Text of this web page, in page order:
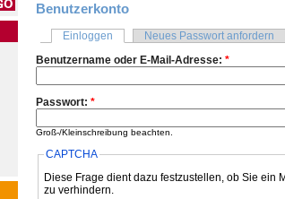
Benutzerkonto
Einloggen Neues Passwort anfordern
Benutzername oder E-Mail-Adresse: *
Passwort: *
Groß-/Kleinschreibung beachten.
CAPTCHA
Diese Frage dient dazu festzustellen, ob Sie ein
zu verhindern.